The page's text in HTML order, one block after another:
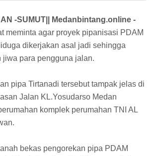
-SUMUT|| Medanbintang.online -
meminta agar proyek pipanisasi PDAM
dikerjakan asal jadi sehingga
jiwa para pengguna jalan.
pipa Tirtanadi tersebut tampak jelas di
Jalan KL.Yosudarso Medan
komplek perumahan TNI AL
bekas pengorekan pipa PDAM